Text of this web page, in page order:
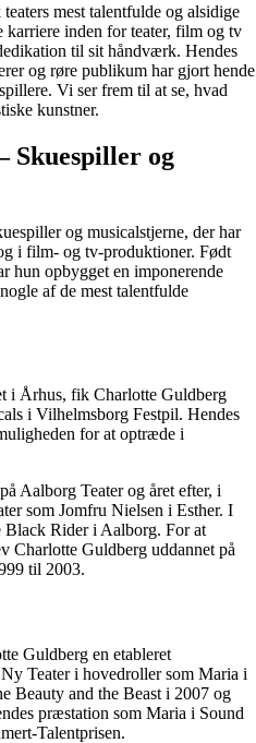
mest talentfulde og alsidige
karriere inden for teater, film og tv
til sit håndværk. Hendes
og røre publikum har gjort hende
Vi ser frem til at se, hvad
kunstner.
Skuespiller og
og musicalstjerne, der har
i film- og tv-produktioner. Født
hun opbygget en imponerende
af de mest talentfulde
i Århus, fik Charlotte Guldberg
i Vilhelmsborg Festpil. Hendes
for at optræde i
Aalborg Teater og året efter, i
som Jomfru Nielsen i Esther. I
Black Rider i Aalborg. For at
Charlotte Guldberg uddannet på
til 2003.
Guldberg en etableret
Teater i hovedroller som Maria i
Beauty and the Beast i 2007 og
præstation som Maria i Sound
Talentprisen.